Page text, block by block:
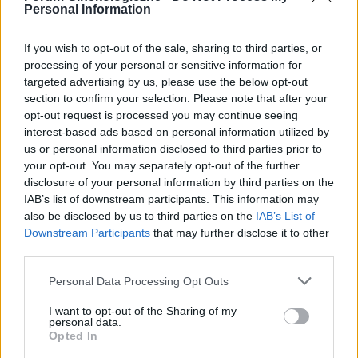
Personal Information
If you wish to opt-out of the sale, sharing to third parties, or
processing of your personal or sensitive information for
targeted advertising by us, please use the below opt-out
section to confirm your selection. Please note that after your
opt-out request is processed you may continue seeing
interest-based ads based on personal information utilized by
us or personal information disclosed to third parties prior to
your opt-out. You may separately opt-out of the further
disclosure of your personal information by third parties on the
IAB’s list of downstream participants. This information may
also be disclosed by us to third parties on the IAB’s List of
Downstream Participants that may further disclose it to other
Personal Data Processing Opt Outs
I want to opt-out of the Sharing of my
personal data.
Opted In
pomoze na ta dolegliwość?.
Forum:Ginekologia - forum dla rodziny i
gość
Dziwne plamienia
Witam 3 miesiące temu urodziłam dziecko. W
maju myślałam że dostałam pierwszej
miesiączki (karmię piersią) ale to nie było
typowe jak na okres. Przypominało to bardziej
dnia był a na drugi dzień było czysto. I robi się
miesiączce. Czy to normalne ?
Forum: Ginekologia - forum dla rodziny i
pacjentki
POWIĄZANE
Tematy przezierność karkowa